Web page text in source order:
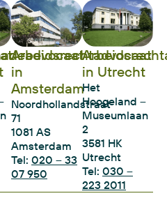
Arbeidsrechtadvocaat
in
Amsterdam
Noordhollandstraat
71
1081 AS
Amsterdam
Tel: 020 – 33
07 950
in Utrecht
Het
Hoogeland –
Museumlaan
2
3581 HK
Utrecht
Tel: 030 –
223 2011